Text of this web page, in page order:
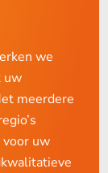
we
uw
meerdere
uw